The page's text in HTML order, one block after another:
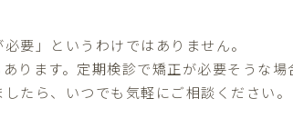
要」というわけではありません。
ります。定期検診で矯正が必要そうな場
たら、いつでも気軽にご相談ください。